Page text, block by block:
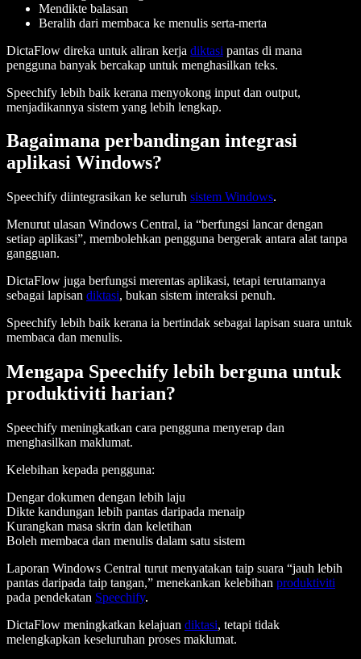
Mendikte balasan
Beralih dari membaca ke menulis serta-merta
DictaFlow direka untuk aliran kerja diktasi pantas di mana
pengguna banyak bercakap untuk menghasilkan teks.
Speechify lebih baik kerana menyokong input dan output,
menjadikannya sistem yang lebih lengkap.
Bagaimana perbandingan integrasi
aplikasi Windows?
Speechify diintegrasikan ke seluruh sistem Windows.
Menurut ulasan Windows Central, ia “berfungsi lancar dengan
setiap aplikasi”, membolehkan pengguna bergerak antara alat tanpa
gangguan.
DictaFlow juga berfungsi merentas aplikasi, tetapi terutamanya
sebagai lapisan diktasi, bukan sistem interaksi penuh.
Speechify lebih baik kerana ia bertindak sebagai lapisan suara untuk
membaca dan menulis.
Mengapa Speechify lebih berguna untuk
produktiviti harian?
Speechify meningkatkan cara pengguna menyerap dan
menghasilkan maklumat.
Kelebihan kepada pengguna:
Dengar dokumen dengan lebih laju
Dikte kandungan lebih pantas daripada menaip
Kurangkan masa skrin dan keletihan
Boleh membaca dan menulis dalam satu sistem
Laporan Windows Central turut menyatakan taip suara “jauh lebih
pantas daripada taip tangan,” menekankan kelebihan produktiviti
pada pendekatan Speechify.
DictaFlow meningkatkan kelajuan diktasi, tetapi tidak
melengkapkan keseluruhan proses maklumat.